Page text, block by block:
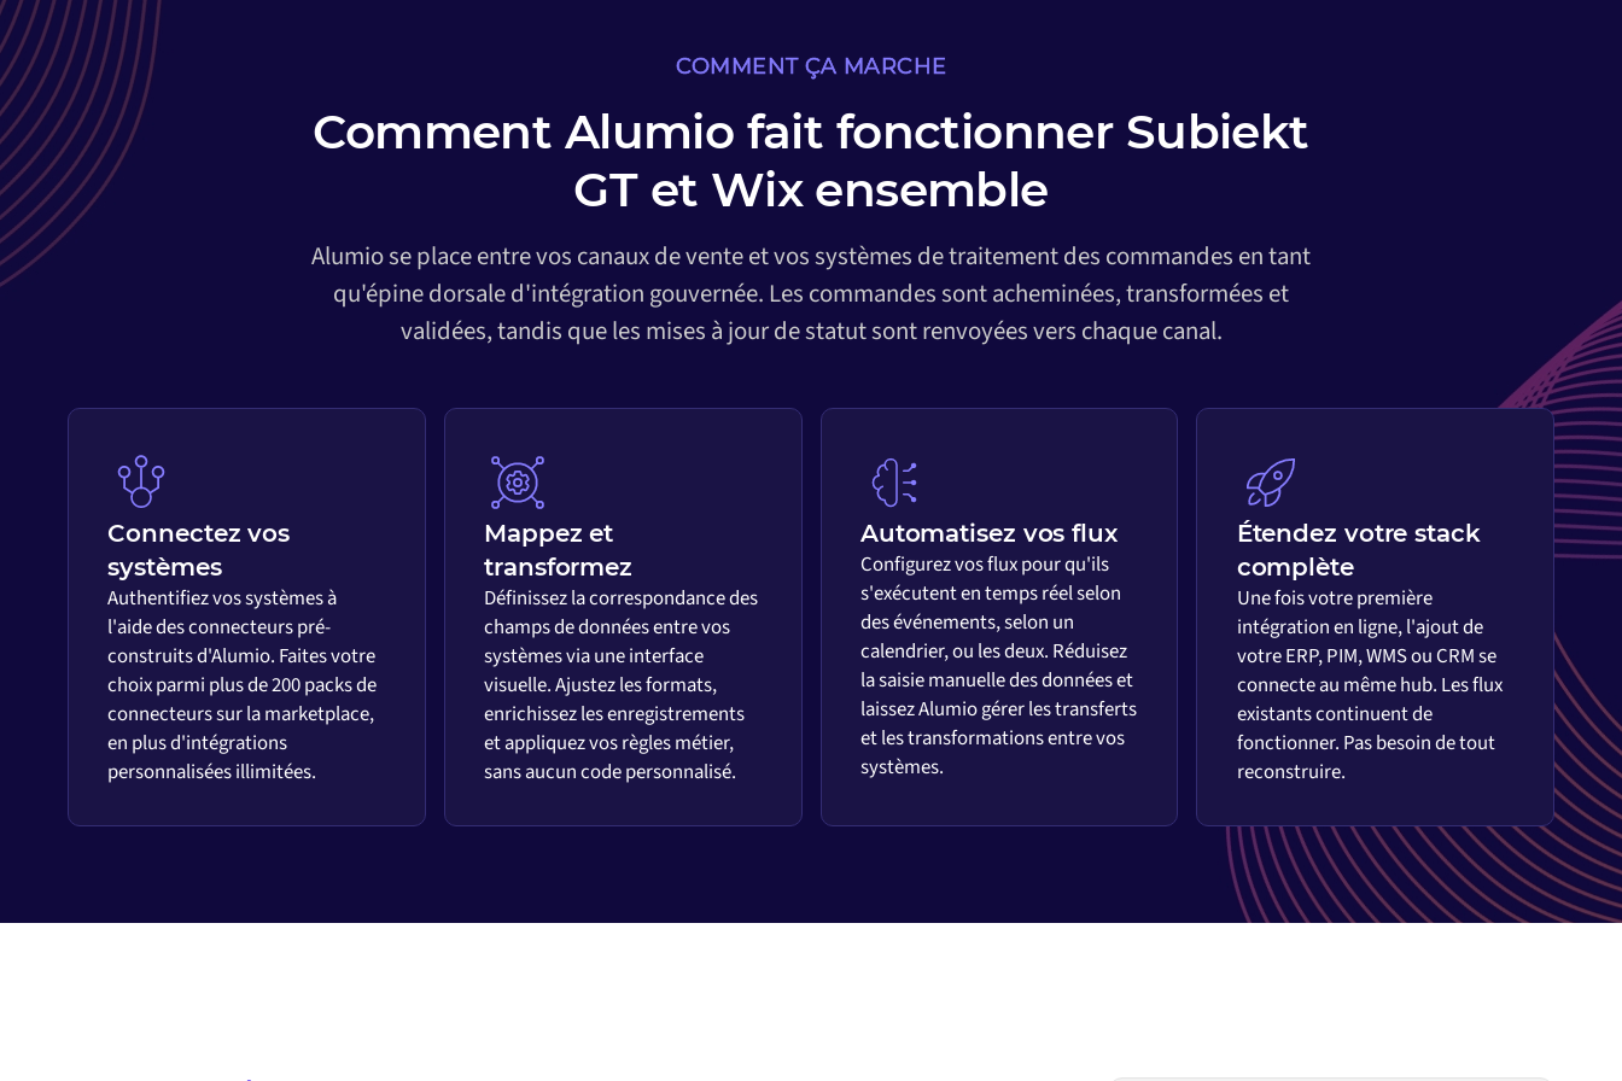
COMMENT ÇA MARCHE
Comment Alumio fait fonctionner Subiekt
GT et Wix ensemble
Alumio se place entre vos canaux de vente et vos systèmes de traitement des commandes en tant
qu'épine dorsale d'intégration gouvernée. Les commandes sont acheminées, transformées et
validées, tandis que les mises à jour de statut sont renvoyées vers chaque canal.
Connectez vos
systèmes
Authentifiez vos systèmes à
l'aide des connecteurs pré-
construits d'Alumio. Faites votre
choix parmi plus de 200 packs de
connecteurs sur la marketplace,
en plus d'intégrations
personnalisées illimitées.
Mappez et
transformez
Définissez la correspondance des
champs de données entre vos
systèmes via une interface
visuelle. Ajustez les formats,
enrichissez les enregistrements
et appliquez vos règles métier,
sans aucun code personnalisé.
Automatisez vos flux
Configurez vos flux pour qu'ils
s'exécutent en temps réel selon
des événements, selon un
calendrier, ou les deux. Réduisez
la saisie manuelle des données et
laissez Alumio gérer les transferts
et les transformations entre vos
systèmes.
Étendez votre stack
complète
Une fois votre première
intégration en ligne, l'ajout de
votre ERP, PIM, WMS ou CRM se
connecte au même hub. Les flux
existants continuent de
fonctionner. Pas besoin de tout
reconstruire.